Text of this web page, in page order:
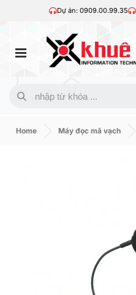
Dự án: 0909.00.99.35
Home Máy đọc mã vạch